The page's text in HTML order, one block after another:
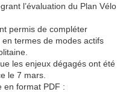
l’évaluation du Plan Vélo
permis de compléter
termes de modes actifs
les enjeux dégagés ont été
le 7 mars.
en format PDF :